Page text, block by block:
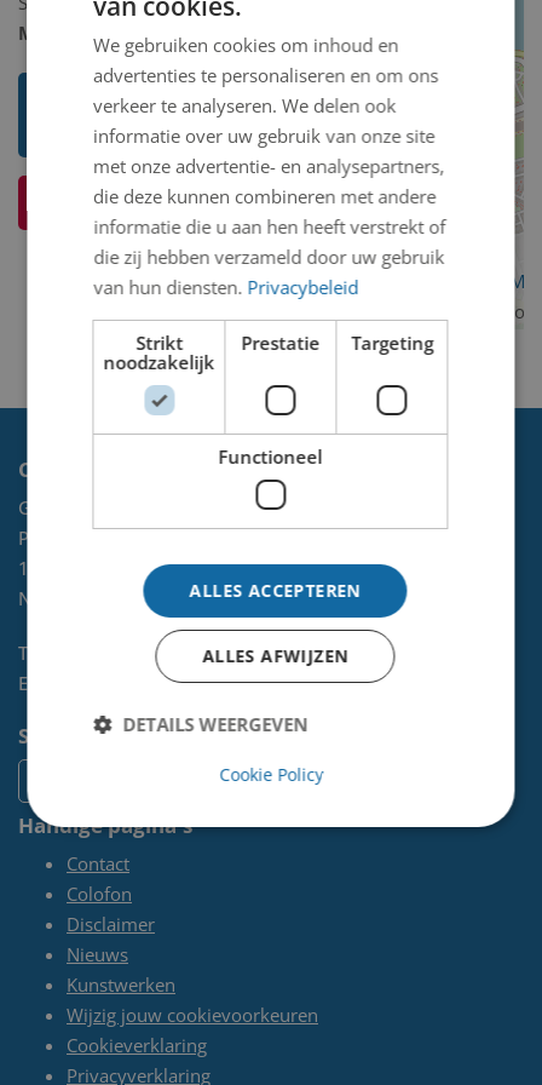
Model 2D/3D:
2D binnen
Toon mij meer werken van
Vladimír Komárek
Ik weet meer over dit kunstwerk
Contact
Gemeente Velsen
Postbus 465
1970 AL
IJMUIDEN
NL
Telefoon:
0255-567 200
E-mail:
kunst@velsen.nl
Socials
Handige pagina's
Contact
Colofon
Disclaimer
Nieuws
Kunstwerken
Wijzig jouw cookievoorkeuren
Cookieverklaring
Privacyverklaring
We gebruiken cookies om inhoud en
advertenties te personaliseren en om ons
verkeer te analyseren. We delen ook
informatie over uw gebruik van onze site
met onze advertentie- en analysepartners,
die deze kunnen combineren met andere
informatie die u aan hen heeft verstrekt of
die zij hebben verzameld door uw gebruik
van hun diensten. Privacybeleid
Strikt
noodzakelijk
Prestatie Targeting
Functioneel
ALLES ACCEPTEREN
ALLES AFWIJZEN
DETAILS WEERGEVEN
Cookie Policy